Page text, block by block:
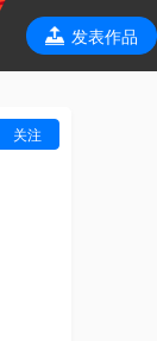
发表作品
关注